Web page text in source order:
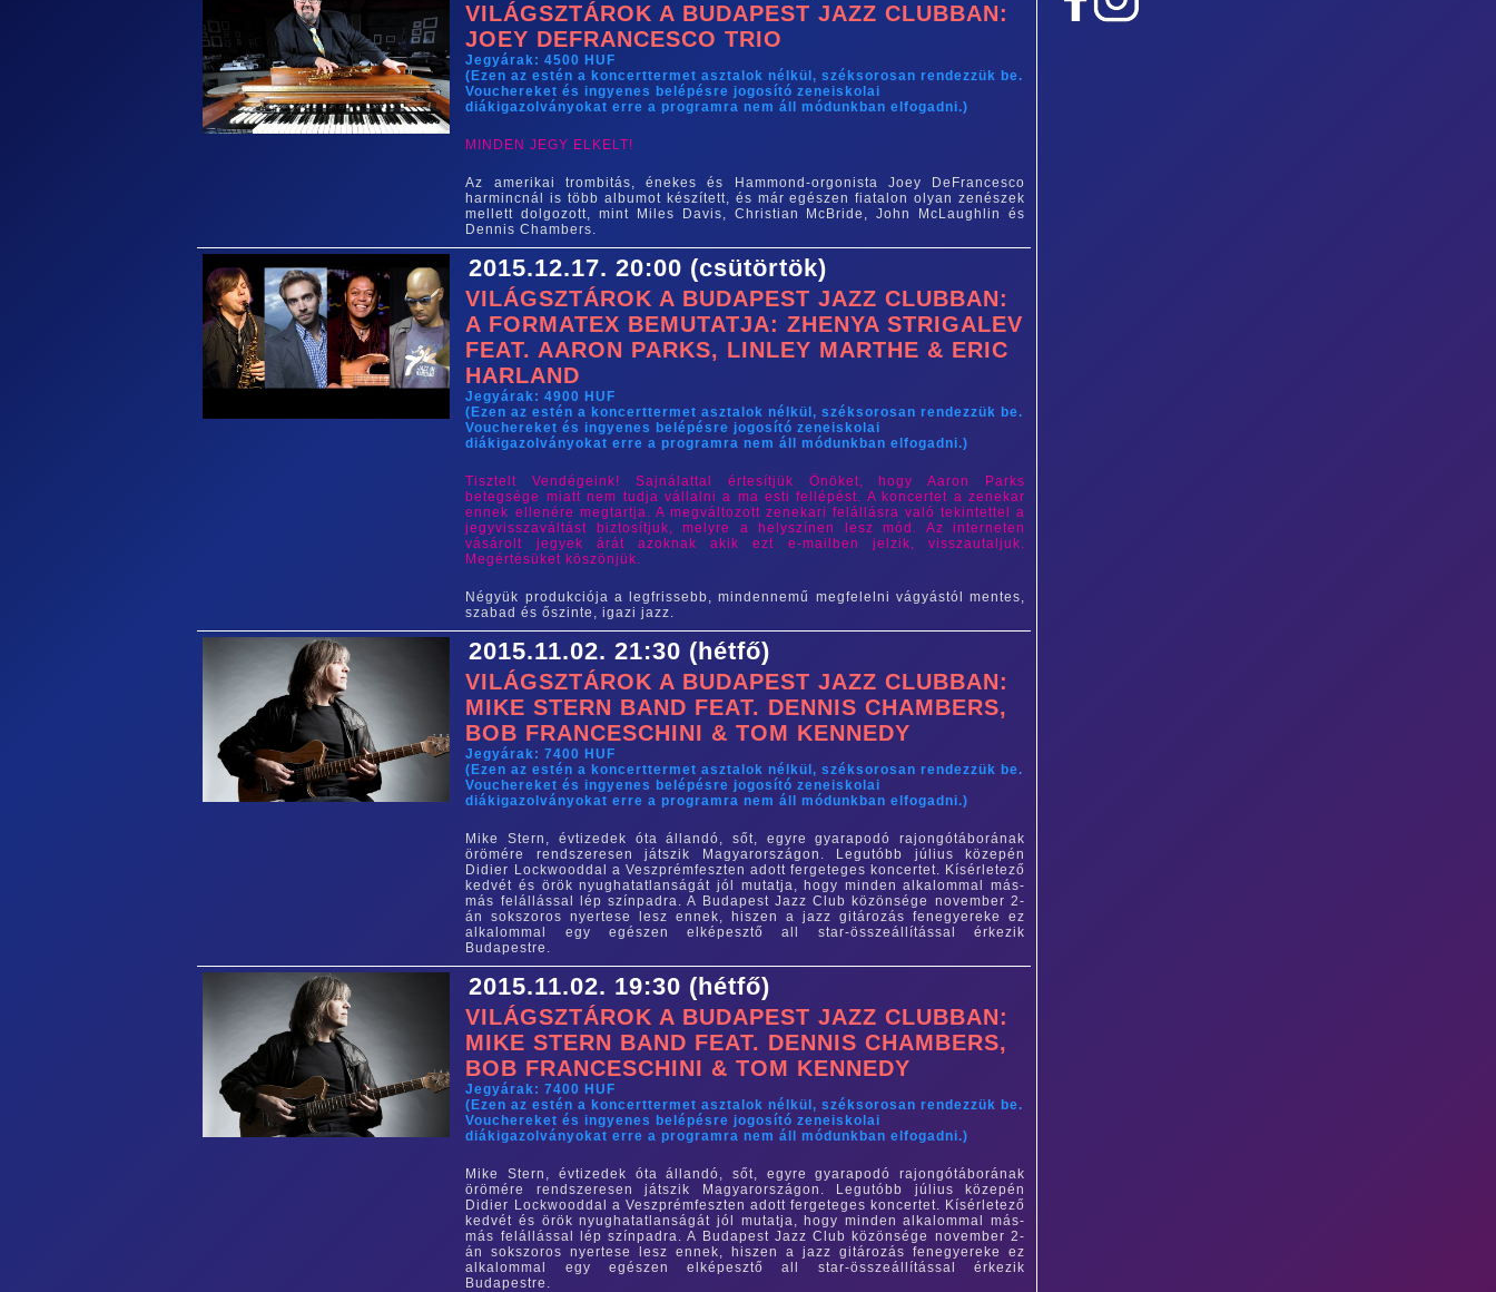
VILÁGSZTÁROK A BUDAPEST JAZZ CLUBBAN:
JOEY DEFRANCESCO TRIO
Jegyárak: 4500 HUF
(Ezen az estén a koncerttermet asztalok nélkül, széksorosan rendezzük be.
Vouchereket és ingyenes belépésre jogosító zeneiskolai
diákigazolványokat erre a programra nem áll módunkban elfogadni.)
MINDEN JEGY ELKELT!
Az amerikai trombitás, énekes és Hammond-orgonista Joey DeFrancesco
harmincnál is több albumot készített, és már egészen fiatalon olyan zenészek
mellett dolgozott, mint Miles Davis, Christian McBride, John McLaughlin és
Dennis Chambers.
2015.12.17. 20:00 (csütörtök)
VILÁGSZTÁROK A BUDAPEST JAZZ CLUBBAN:
A FORMATEX BEMUTATJA: ZHENYA STRIGALEV
FEAT. AARON PARKS, LINLEY MARTHE & ERIC
HARLAND
Jegyárak: 4900 HUF
(Ezen az estén a koncerttermet asztalok nélkül, széksorosan rendezzük be.
Vouchereket és ingyenes belépésre jogosító zeneiskolai
diákigazolványokat erre a programra nem áll módunkban elfogadni.)
Tisztelt Vendégeink! Sajnálattal értesítjük Önöket, hogy Aaron Parks
betegsége miatt nem tudja vállalni a ma esti fellépést. A koncertet a zenekar
ennek ellenére megtartja. A megváltozott zenekari felállásra való tekintettel a
jegyvisszaváltást biztosítjuk, melyre a helyszínen lesz mód. Az interneten
vásárolt jegyek árát azoknak akik ezt e-mailben jelzik, visszautaljuk.
Megértésüket köszönjük.
Négyük produkciója a legfrissebb, mindennemű megfelelni vágyástól mentes,
szabad és őszinte, igazi jazz.
2015.11.02. 21:30 (hétfő)
VILÁGSZTÁROK A BUDAPEST JAZZ CLUBBAN:
MIKE STERN BAND FEAT. DENNIS CHAMBERS,
BOB FRANCESCHINI & TOM KENNEDY
Jegyárak: 7400 HUF
(Ezen az estén a koncerttermet asztalok nélkül, széksorosan rendezzük be.
Vouchereket és ingyenes belépésre jogosító zeneiskolai
diákigazolványokat erre a programra nem áll módunkban elfogadni.)
Mike Stern, évtizedek óta állandó, sőt, egyre gyarapodó rajongótáborának
örömére rendszeresen játszik Magyarországon. Legutóbb július közepén
Didier Lockwooddal a Veszprémfeszten adott fergeteges koncertet. Kísérletező
kedvét és örök nyughatatlanságát jól mutatja, hogy minden alkalommal más-
más felállással lép színpadra. A Budapest Jazz Club közönsége november 2-
án sokszoros nyertese lesz ennek, hiszen a jazz gitározás fenegyereke ez
alkalommal egy egészen elképesztő all star-összeállítással érkezik
Budapestre.
2015.11.02. 19:30 (hétfő)
VILÁGSZTÁROK A BUDAPEST JAZZ CLUBBAN:
MIKE STERN BAND FEAT. DENNIS CHAMBERS,
BOB FRANCESCHINI & TOM KENNEDY
Jegyárak: 7400 HUF
(Ezen az estén a koncerttermet asztalok nélkül, széksorosan rendezzük be.
Vouchereket és ingyenes belépésre jogosító zeneiskolai
diákigazolványokat erre a programra nem áll módunkban elfogadni.)
Mike Stern, évtizedek óta állandó, sőt, egyre gyarapodó rajongótáborának
örömére rendszeresen játszik Magyarországon. Legutóbb július közepén
Didier Lockwooddal a Veszprémfeszten adott fergeteges koncertet. Kísérletező
kedvét és örök nyughatatlanságát jól mutatja, hogy minden alkalommal más-
más felállással lép színpadra. A Budapest Jazz Club közönsége november 2-
án sokszoros nyertese lesz ennek, hiszen a jazz gitározás fenegyereke ez
alkalommal egy egészen elképesztő all star-összeállítással érkezik
Budapestre.